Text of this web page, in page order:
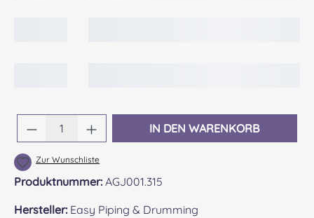
Produkt Anzahl: Gib den gewünschten
IN DEN WARENKORB
Zur Wunschliste
Produktnummer:AGJ001.315
Hersteller: Easy Piping & Drumming